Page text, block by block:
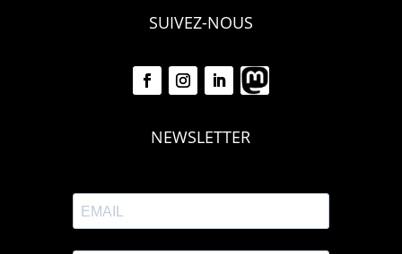
SUIVEZ-NOUS
NEWSLETTER